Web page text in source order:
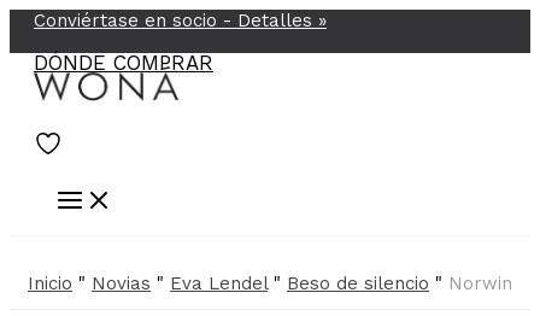
al
contenido
Conviértase en socio - Detalles »
DÓNDE COMPRAR
Inicio " Novias " Eva Lendel" Beso de silencio " Norwin